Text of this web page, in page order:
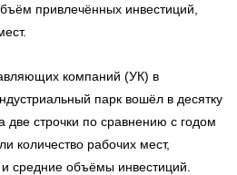
привлечённых инвестиций,
компаний (УК) в
парк вошёл в десятку
строчки по сравнению с годом
количество рабочих мест,
средние объёмы инвестиций.